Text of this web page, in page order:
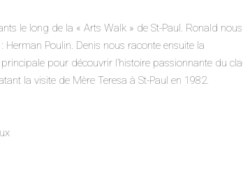
le long de la « Arts Walk » de St-Paul. Ronald nous
Poulin. Denis nous raconte ensuite la
pour découvrir l’histoire passionnante du
la visite de Mère Teresa à St-Paul en 1982.